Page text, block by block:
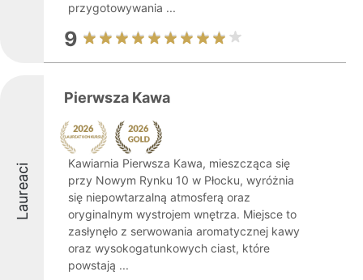
przygotowywania ...
9
Laureaci
Pierwsza Kawa
Kawiarnia Pierwsza Kawa, mieszcząca się
przy Nowym Rynku 10 w Płocku, wyróżnia
się niepowtarzalną atmosferą oraz
oryginalnym wystrojem wnętrza. Miejsce to
zasłynęło z serwowania aromatycznej kawy
oraz wysokogatunkowych ciast, które
powstają ...